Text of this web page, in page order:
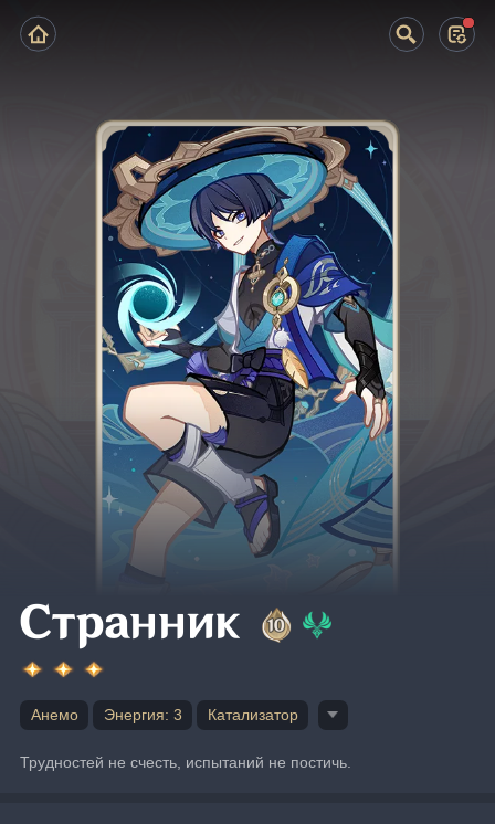
Странник
Анемо Энергия: 3 Катализатор
Трудностей не счесть, испытаний не постичь.